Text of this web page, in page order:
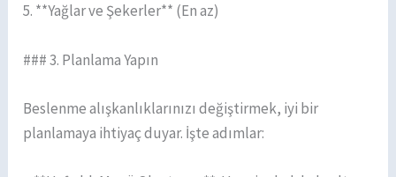
5. **Yağlar ve Şekerler** (En az)
### 3. Planlama Yapın
Beslenme alışkanlıklarınızı değiştirmek, iyi bir
planlamaya ihtiyaç duyar. İşte adımlar: